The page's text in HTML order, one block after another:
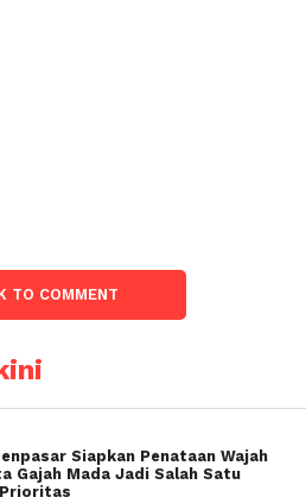
TO COMMENT
Siapkan Penataan Wajah
Gajah Mada Jadi Salah Satu